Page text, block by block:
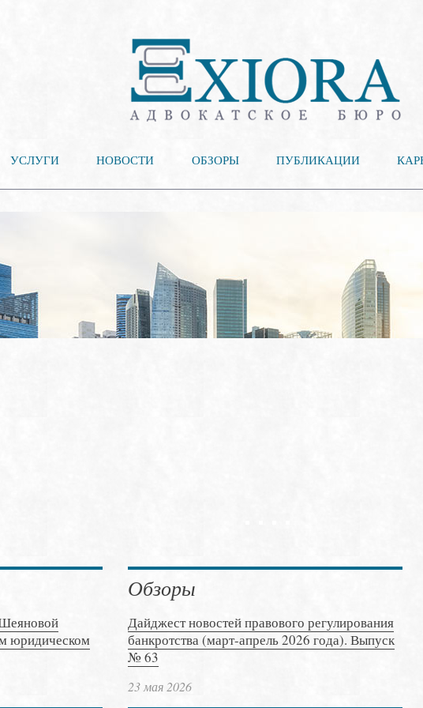
УСЛУГИ НОВОСТИ ОБЗОРЫ ПУБЛИКАЦИИ
юридическом
Обзоры
Дайджест новостей правового регулирования
банкротства (март-апрель 2026 года). Выпуск
№ 63
23 мая 2026